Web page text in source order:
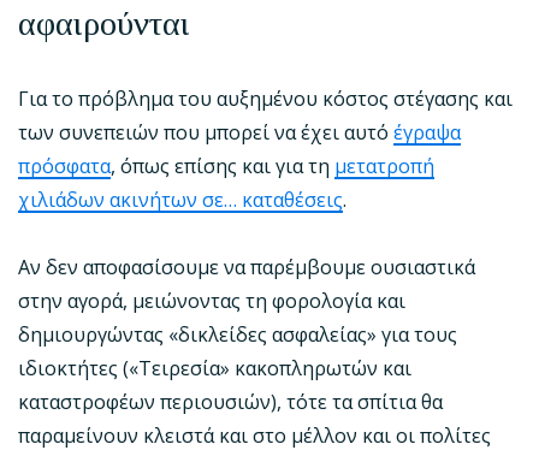
αφαιρούνται
Για το πρόβλημα του αυξημένου κόστος στέγασης και
των συνεπειών που μπορεί να έχει αυτό έγραψα
πρόσφατα, όπως επίσης και για τη μετατροπή
χιλιάδων ακινήτων σε… καταθέσεις.
Αν δεν αποφασίσουμε να παρέμβουμε ουσιαστικά
στην αγορά, μειώνοντας τη φορολογία και
δημιουργώντας «δικλείδες ασφαλείας» για τους
ιδιοκτήτες («Τειρεσία» κακοπληρωτών και
καταστροφέων περιουσιών), τότε τα σπίτια θα
παραμείνουν κλειστά και στο μέλλον και οι πολίτες